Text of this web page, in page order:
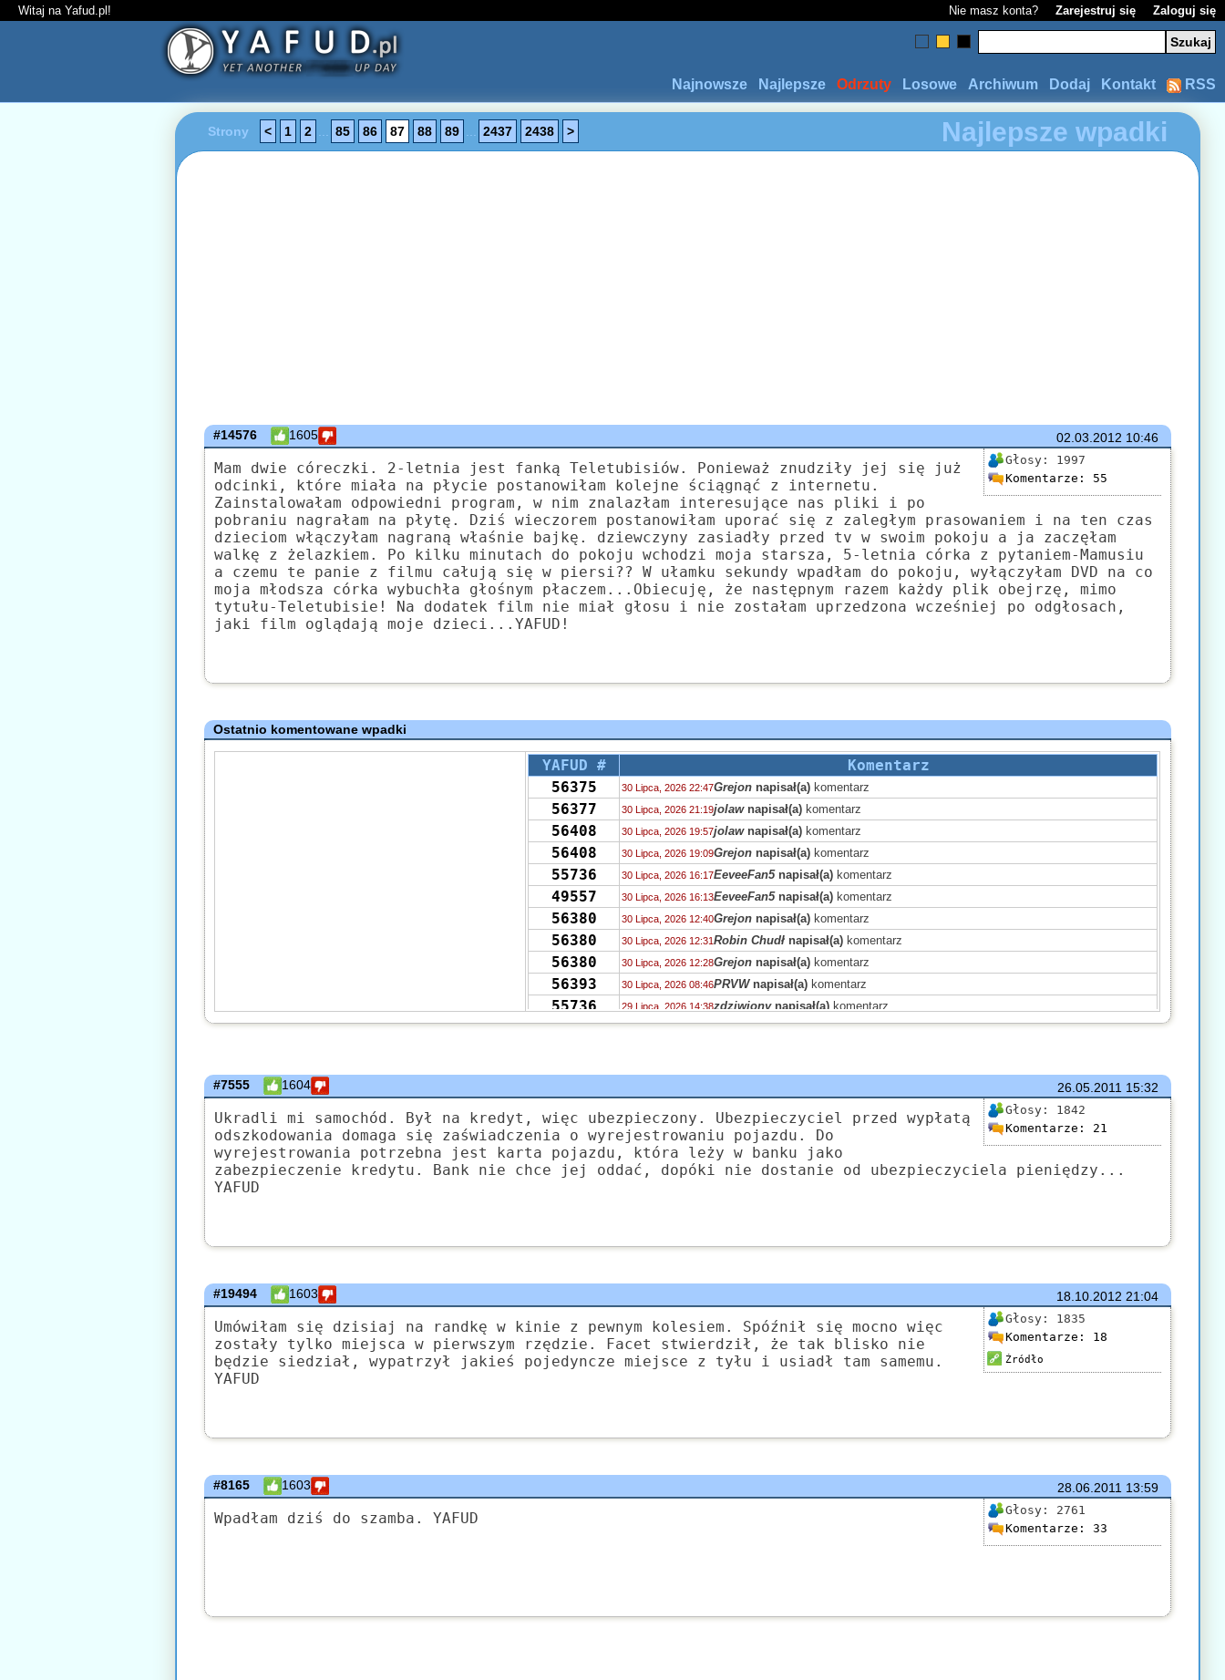
Witaj na Yafud.pl! Nie masz konta? Zarejestruj się Zaloguj się
RSS
Kontakt
Dodaj
Archiwum
Losowe
Odrzuty
Najlepsze
Najnowsze
Najlepsze wpadki
Strony < 1 2 85 86 87 88 89 2437 2438 >
02.03.2012 10:46
#14576 1605
Głosy: 1997
Komentarze: 55
Mam dwie córeczki. 2-letnia jest fanką Teletubisiów. Ponieważ znudziły jej się już
odcinki, które miała na płycie postanowiłam kolejne ściągnąć z internetu.
Zainstalowałam odpowiedni program, w nim znalazłam interesujące nas pliki i po
pobraniu nagrałam na płytę. Dziś wieczorem postanowiłam uporać się z zaległym prasowaniem i na ten czas
dzieciom włączyłam nagraną właśnie bajkę. dziewczyny zasiadły przed tv w swoim pokoju a ja zaczęłam
walkę z żelazkiem. Po kilku minutach do pokoju wchodzi moja starsza, 5-letnia córka z pytaniem-Mamusiu
a czemu te panie z filmu całują się w piersi?? W ułamku sekundy wpadłam do pokoju, wyłączyłam DVD na co
moja młodsza córka wybuchła głośnym płaczem...Obiecuję, że następnym razem każdy plik obejrzę, mimo
tytułu-Teletubisie! Na dodatek film nie miał głosu i nie zostałam uprzedzona wcześniej po odgłosach,
jaki film oglądają moje dzieci...YAFUD!
Ostatnio komentowane wpadki
YAFUD #
Komentarz
56375
30 Lipca, 2026 22:47Grejon napisał(a) komentarz
56377 30 Lipca, 2026 21:19jolawnapisał(a) komentarz
56408 30 Lipca, 2026 19:57jolawnapisał(a) komentarz
56408 30 Lipca, 2026 19:09Grejon napisał(a) komentarz
55736 30 Lipca, 2026 16:17EeveeFan5napisał(a) komentarz
49557 30 Lipca, 2026 16:13EeveeFan5napisał(a) komentarz
56380 30 Lipca, 2026 12:40Grejon napisał(a) komentarz
56380 30 Lipca, 2026 12:31Robin Chudł napisał(a) komentarz
56380 30 Lipca, 2026 12:28Grejon napisał(a) komentarz
56393 30 Lipca, 2026 08:46PRVWnapisał(a) komentarz
55736 29 Lipca, 2026 14:38zdziwionynapisał(a) komentarz
55730 29 Lipca, 2026 14:03Drag0nnapisał(a)komentarz
55723 QTWUnapisał(a)komentarz
56386 num num catnapisał(a)komentarz
55736 28 Lipca, 2026 20:38 Nikinapisał(a)komentarz
55732 28 Lipca, 2026 17:45Luziknapisał(a) komentarz
55732 28 Lipca, 2026 15:51czarodziejniknapisał(a)
55732 28 Lipca, 2026 15:22
26.05.2011 15:32
#7555 1604
Głosy: 1842
Komentarze: 21
Ukradli mi samochód. Był na kredyt, więc ubezpieczony. Ubezpieczyciel przed wypłatą
odszkodowania domaga się zaświadczenia o wyrejestrowaniu pojazdu. Do
wyrejestrowania potrzebna jest karta pojazdu, która leży w banku jako
zabezpieczenie kredytu. Bank nie chce jej oddać, dopóki nie dostanie od ubezpieczyciela pieniędzy...
YAFUD
18.10.2012 21:04
#19494 1603
Głosy: 1835
Komentarze: 18
Źródło
Umówiłam się dzisiaj na randkę w kinie z pewnym kolesiem. Spóźnił się mocno więc
zostały tylko miejsca w pierwszym rzędzie. Facet stwierdził, że tak blisko nie
będzie siedział, wypatrzył jakieś pojedyncze miejsce z tyłu i usiadł tam samemu.
YAFUD
28.06.2011 13:59
#8165 1603
Głosy: 2761
Komentarze: 33
Wpadłam dziś do szamba. YAFUD